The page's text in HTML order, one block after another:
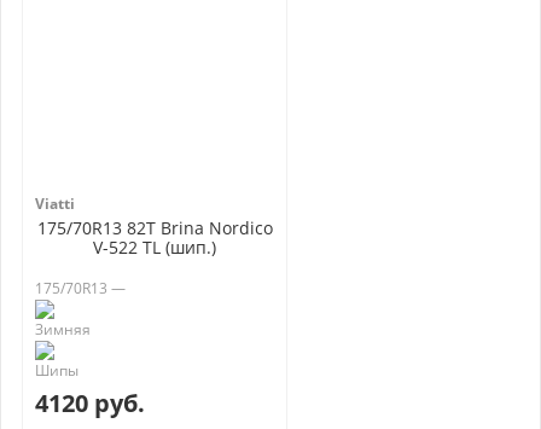
Viatti
175/70R13 82T Brina Nordico
V-522 TL (шип.)
175/70R13 —
4120 руб.